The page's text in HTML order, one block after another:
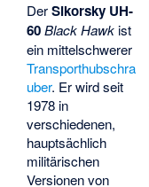
DerSikorsky UH-
60 Black Hawk ist
ein mittelschwerer
Transporthubschra
uber. Er wird seit
1978 in
verschiedenen,
hauptsächlich
militärischen
Versionen von